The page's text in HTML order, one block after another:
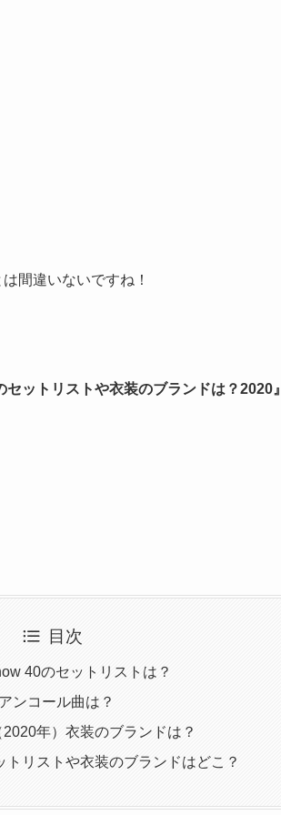
間違いないですね！
ットリストや衣装のブランドは？2020』
目次
40のセットリストは？
ンコール曲は？
年）衣装のブランドは？
リストや衣装のブランドはどこ？